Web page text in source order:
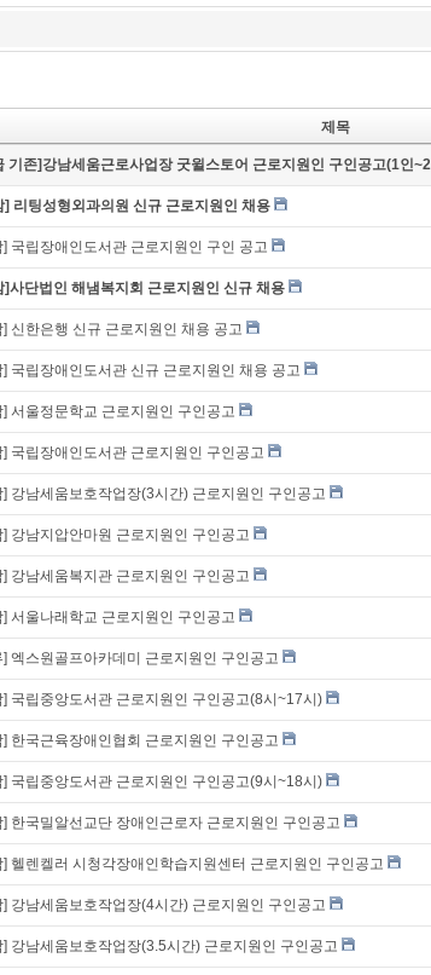
제목
기존]강남세움근로사업장 굿윌스토어 근로지원인 구인공고(1인
] 리팅성형외과의원 신규 근로지원인 채용
] 국립장애인도서관 근로지원인 구인 공고
]사단법인 해냄복지회 근로지원인 신규 채용
] 신한은행 신규 근로지원인 채용 공고
] 국립장애인도서관 신규 근로지원인 채용 공고
] 서울정문학교 근로지원인 구인공고
] 국립장애인도서관 근로지원인 구인공고
] 강남세움보호작업장(3시간) 근로지원인 구인공고
] 강남지압안마원 근로지원인 구인공고
] 강남세움복지관 근로지원인 구인공고
] 서울나래학교 근로지원인 구인공고
] 엑스원골프아카데미 근로지원인 구인공고
] 국립중앙도서관 근로지원인 구인공고(8시~17시)
] 한국근육장애인협회 근로지원인 구인공고
] 국립중앙도서관 근로지원인 구인공고(9시~18시)
] 한국밀알선교단 장애인근로자 근로지원인 구인공고
] 헬렌켈러 시청각장애인학습지원센터 근로지원인 구인공고
] 강남세움보호작업장(4시간) 근로지원인 구인공고
] 강남세움보호작업장(3.5시간) 근로지원인 구인공고